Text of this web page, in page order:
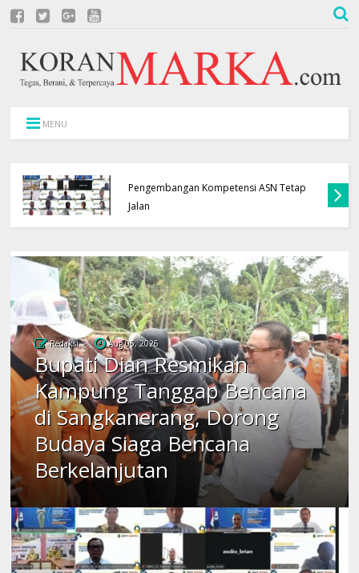
MENU
Pengembangan Kompetensi ASN Tetap
Jalan
Redaksi Aug 06, 2026
Bupati Dian Resmikan
Kampung Tanggap Bencana
di Sangkanerang, Dorong
Budaya Siaga Bencana
Berkelanjutan